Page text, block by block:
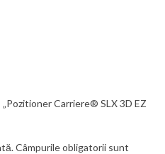
Carriere® SLX 3D EZ
Câmpurile obligatorii sunt